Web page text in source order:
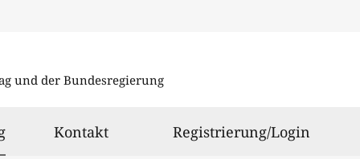
und der Bundesregierung
ausgewählt
Kontakt Registrierung/Login